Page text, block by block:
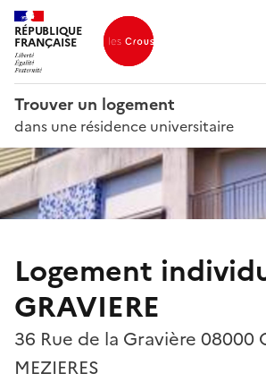
RÉPUBLIQUE
FRANÇAISE
Trouver un logement
dans une résidence universitaire
Logement
GRAVIERE
36 Rue de la Gravière 08000
MEZIERES